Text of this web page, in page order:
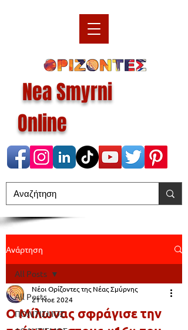
Nea Smyrni
Online
Ανάρτηση
All Posts
ΠΟΛΙΤΙΣΜΟΣ
All Posts
Ο Μίλωνας σφράγισε την
Νέοι Ορίζοντες της Νέας Σμύρνης
21 Νοε 2024